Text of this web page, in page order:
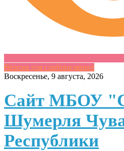
Версия для слабовидящих
Skip
content
Воскресенье, 9 августа, 2026
Сайт МБОУ
Шумерля
Республики